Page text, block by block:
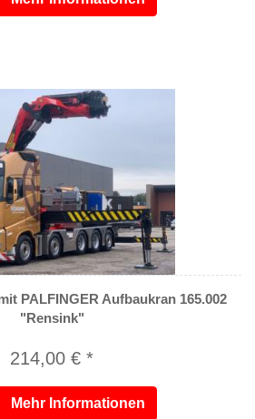
PALFINGER Aufbaukran 165.002
"Rensink"
214,00 € *
Mehr Informationen